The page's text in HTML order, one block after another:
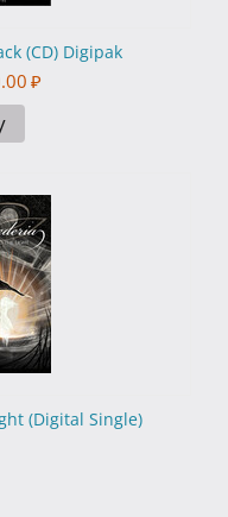
(CD) Digipak
₽
(Digital Single)